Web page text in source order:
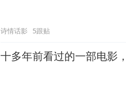
诗情话影 5跟贴
十多年前看过的一部电影